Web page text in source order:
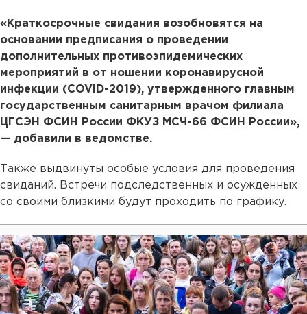
«Краткосрочные свидания возобновятся на
основании предписания о проведении
дополнительных противоэпидемических
мероприятий в от ношении коронавирусной
инфекции (COVID-2019), утвержденного главным
государственным санитарным врачом филиала
ЦГСЭН ФСИН России ФКУЗ МСЧ-66 ФСИН России»,
— добавили в ведомстве.
Также выдвинуты особые условия для проведения
свиданий. Встречи подследственных и осужденных
со своими близкими будут проходить по графику.